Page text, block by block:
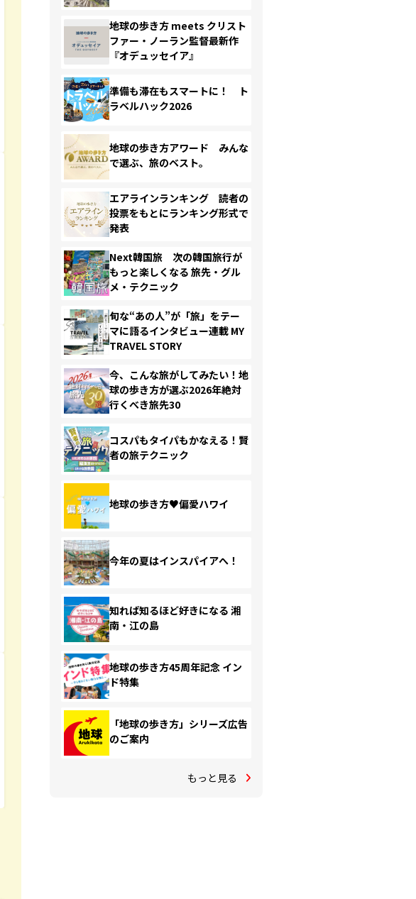
地球の歩き方 meets クリスト
ファー・ノーラン監督最新作
『オデュッセイア』
準備も滞在もスマートに！ ト
ラベルハック2026
地球の歩き方アワード みんな
で選ぶ、旅のベスト。
エアラインランキング 読者の
投票をもとにランキング形式で
発表
Next韓国旅 次の韓国旅行が
もっと楽しくなる 旅先・グル
メ・テクニック
旬な“あの人”が「旅」をテー
マに語るインタビュー連載 MY
TRAVEL STORY
今、こんな旅がしてみたい！地
球の歩き方が選ぶ2026年絶対
行くべき旅先30
コスパもタイパもかなえる！賢
者の旅テクニック
地球の歩き方♥偏愛ハワイ
今年の夏はインスパイアへ！
知れば知るほど好きになる 湘
南・江の島
地球の歩き方45周年記念 イン
ド特集
「地球の歩き方」シリーズ広告
のご案内
もっと見る